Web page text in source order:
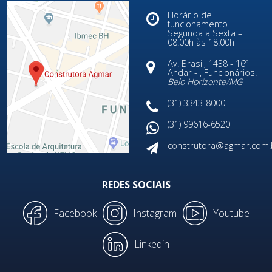
Horário de
funcionamento
Segunda a Sexta –
08:00h às 18:00h
Av. Brasil, 1438 - 16º
Andar - , Funcionários.
Belo Horizonte/MG
(31) 3343-8000
(31) 99616-6520
REDES SOCIAIS
Facebook Instagram Youtube
Linkedin